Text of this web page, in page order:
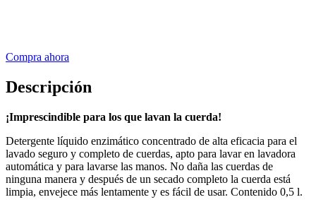
Compra ahora
Descripción
¡Imprescindible para los que lavan la cuerda!
Detergente líquido enzimático concentrado de alta eficacia para el
lavado seguro y completo de cuerdas, apto para lavar en lavadora
automática y para lavarse las manos. No daña las cuerdas de
ninguna manera y después de un secado completo la cuerda está
limpia, envejece más lentamente y es fácil de usar. Contenido 0,5 l.